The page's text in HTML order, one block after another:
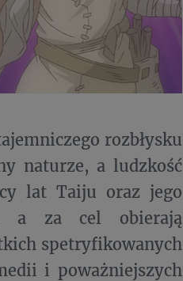
rozbłysku
naturze, a ludzkość
lat Taiju oraz jego
a za cel obierają
spetryfikowanych
i poważniejszych